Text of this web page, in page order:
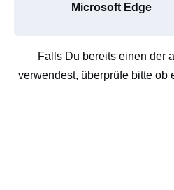
Microsoft Edge
Falls Du bereits einen der
verwendest, überprüfe bitte ob